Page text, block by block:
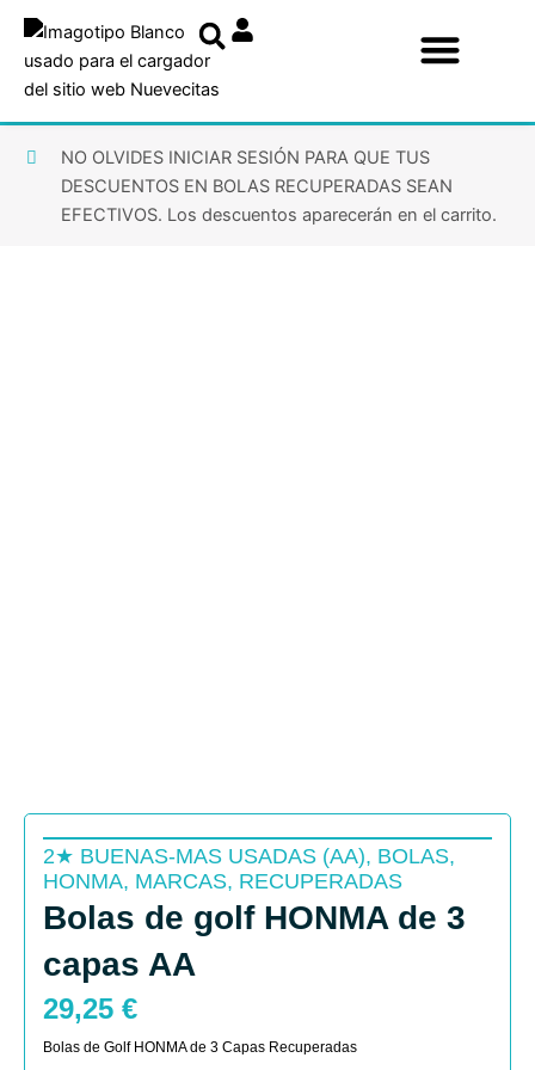
contenido
NO OLVIDES INICIAR SESIÓN PARA QUE TUS
DESCUENTOS EN BOLAS RECUPERADAS SEAN
EFECTIVOS. Los descuentos aparecerán en el carrito.
2★ BUENAS-MAS USADAS (AA), BOLAS,
HONMA, MARCAS, RECUPERADAS
Bolas de golf HONMA de 3
capas AA
29,25 €
Bolas de Golf HONMA de 3 Capas Recuperadas